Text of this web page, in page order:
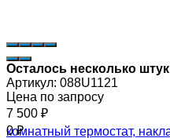
Осталось несколько штук
Артикул: 088U1121
Цена по запросу
7 500 ₽
0₽